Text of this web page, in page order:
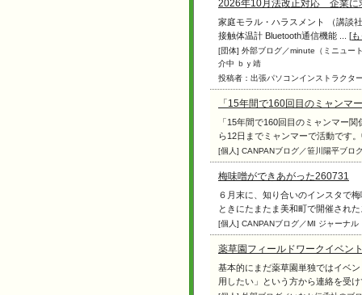
2026年10月法改正対応 企業に
家庭モラル・ハラスメント （講談
接触体温計 Bluetooth通信機能 ... [
[団体] 外部ブログ／minute（ミニュ
介中 ｂｙ靖
投稿者：出張パソコンインストラクタ
「15年間で160回目のミャン
「15年間で160回目のミャンマー
ら12日までミャンマーで活動です
[個人] CANPANブログ／笹川陽平ブロ
梅味噌ができあがった260731
６月末に、知り合いのインスタで
ときにたまたま美和町で開催され
[個人] CANPANブログ／MI ジャーナル
薬草園フィールドワークイベン
基本的にまだ薬草園単独ではイベ
用したい」という方から連絡を受